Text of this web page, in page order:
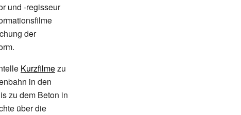
und -regisseur
der
Kurzfilmezu
in den
zu dem Beton in
über die